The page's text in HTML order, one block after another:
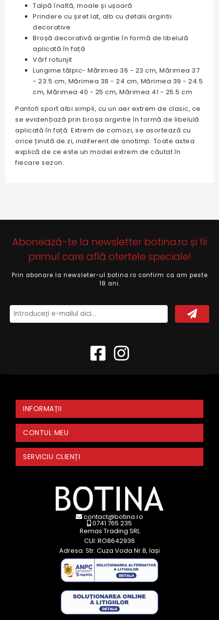
Talpă înaltă, moale și ușoară
Prindere cu șiret lat, alb cu detalii argintii
decorative
Broșă decorativă argintie în formă de libelulă
aplicată în față
Vârf rotunjit
Lungime tălpic- Mărimea 36 - 23 cm, Mărimea 37
- 23.5 cm, Mărimea 38 - 24 cm, Mărimea 39 - 24.5
cm, Mărimea 40 - 25 cm, Mărimea 41 - 25.5 cm
Pantofi sport albi simpli, cu un aer extrem de clasic, ce
se evidențiază prin broșa argintie în formă de libelulă
aplicată în față. Extrem de comozi, se asortează cu
orice ținută de zi, indiferent de anotimp. Toate astea
explică de ce este un model extrem de căutat în
fiecare sezon.
Abonează-te la newsletter botina.ro și fii
primul care află ofertele speciale!
Prin abonare la newsleter-ul botina.ro confirm ca am peste
18 ani.
INFORMAȚII
CONTUL MEU
SERVICIU CLIENȚI
contact@botina.ro
0741 765 235
Remas Trading SRL
CUI: RO8642936
Adresa: Str. Cuza Voda Nr.8, Iași